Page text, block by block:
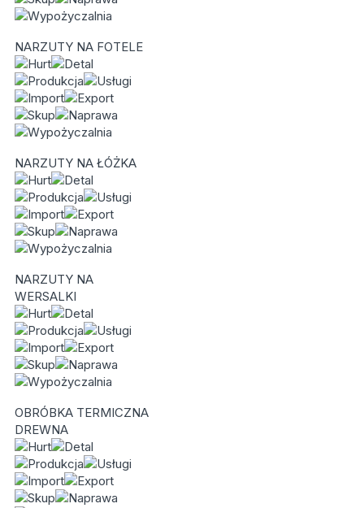
NARZUTY NA FOTELE
NARZUTY NA ŁÓŻKA
NARZUTY NA
WERSALKI
OBRÓBKA TERMICZNA
DREWNA